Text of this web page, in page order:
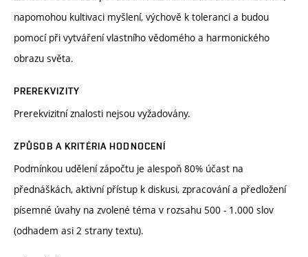
napomohou kultivaci myšlení, výchově k toleranci a budou
pomocí při vytváření vlastního vědomého a harmonického
obrazu světa.
PREREKVIZITY
Prerekvizitní znalosti nejsou vyžadovány.
ZPŮSOB A KRITÉRIA HODNOCENÍ
Podmínkou udělení zápočtu je alespoň 80% účast na
přednáškách, aktivní přístup k diskusi, zpracování a předložení
písemné úvahy na zvolené téma v rozsahu 500 - 1.000 slov
(odhadem asi 2 strany textu).